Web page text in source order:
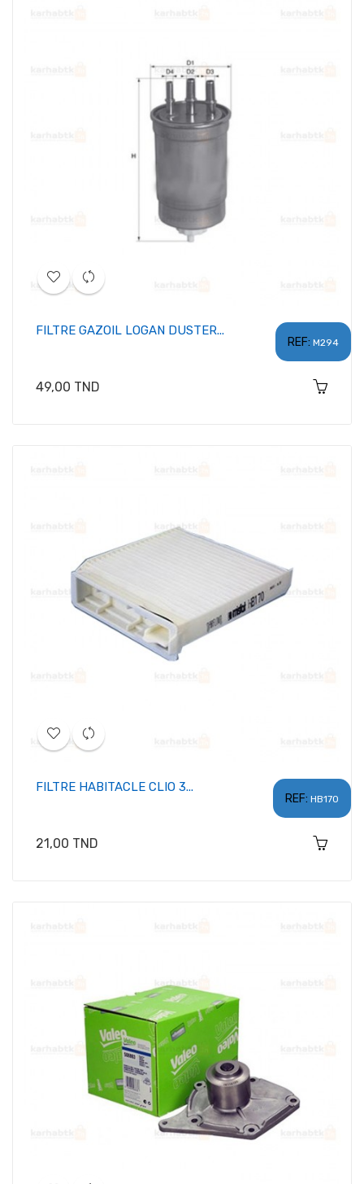
REF: M294
FILTRE GAZOIL LOGAN DUSTER...
Prix
49,00 TND
REF: HB170
FILTRE HABITACLE CLIO 3...
Prix
21,00 TND